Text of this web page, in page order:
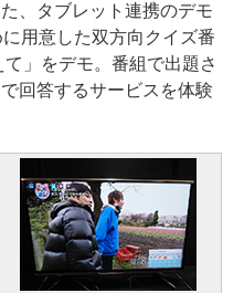
、タブレット連携のデモ
用意した双方向クイズ番
」をデモ。番組で出題さ
回答するサービスを体験